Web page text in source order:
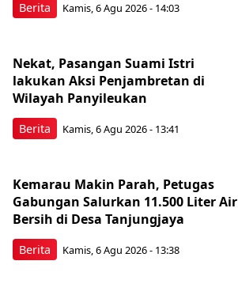
Berita Kamis, 6 Agu 2026 - 14:03
Berita
Nekat, Pasangan Suami Istri
lakukan Aksi Penjambretan di
Wilayah Panyileukan
Kamis, 6 Agu 2026 - 13:41
Berita
Kemarau Makin Parah, Petugas
Gabungan Salurkan 11.500 Liter Air
Bersih di Desa Tanjungjaya
Kamis, 6 Agu 2026 - 13:38